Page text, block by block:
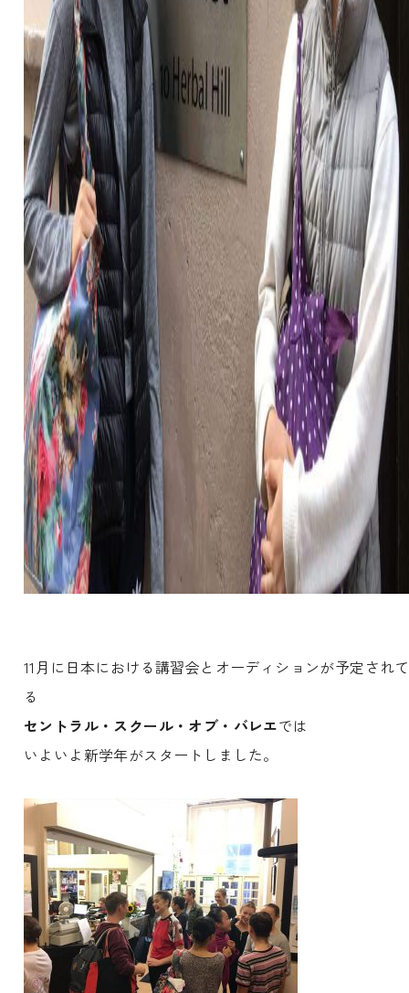
11月に日本における講習会とオーディションが予定され
る
セントラル・スクール・オブ・バレエでは
いよいよ新学年がスタートしました。